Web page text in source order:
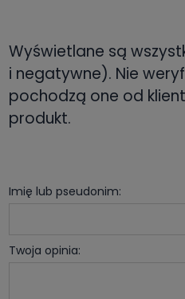
Wyświetlane są
i negatywne). Nie
pochodzą one od
produkt.
Imię lub pseudonim:
Twoja opinia: